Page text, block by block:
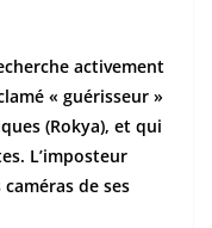
activement
« guérisseur »
(Rokya), et qui
L’imposteur
de ses